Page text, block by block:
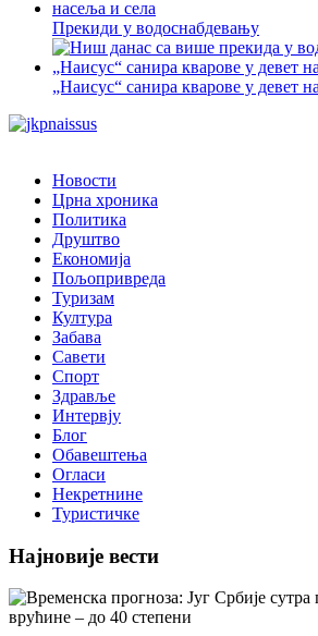
Прекиди у водоснабдевању
„Наисус“ санира кварове у девет
Новости
Црна хроника
Политика
Друштво
Економија
Пољопривреда
Туризам
Култура
Забава
Савети
Спорт
Здравље
Интервју
Блог
Обавештења
Огласи
Некретнине
Туристичке
Најновије вести